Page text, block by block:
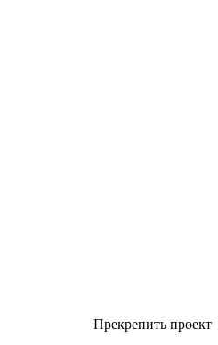
Прекрепить проект